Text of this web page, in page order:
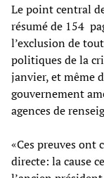
Le point central
résumé de 154
l’exclusion de
politiques de la
janvier, et même
gouvernement
agences de
«Ces preuves
directe: la cause